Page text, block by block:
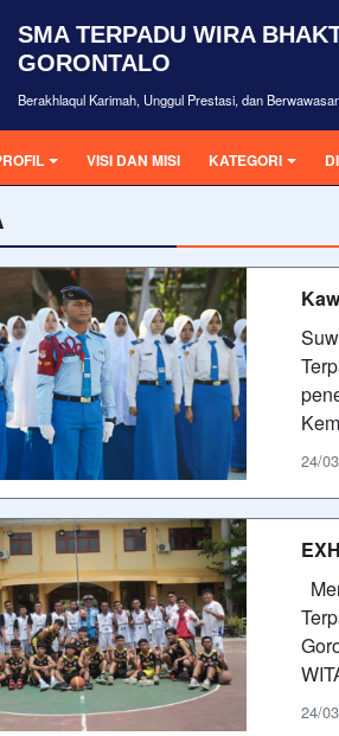
SMA TERPADU WIRA
GORONTALO
Berakhlaqul Karimah, Unggul Prestasi, dan
VISI DAN MISI KATEGORI
24/
24/